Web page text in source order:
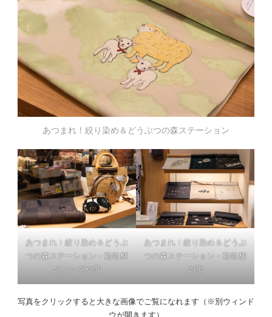
あつまれ！絞り染め＆どうぶつの森ステーション
あつまれ！絞り染め＆どうぶ
つの森ステーション – 動物柄
のバッグや帯
あつまれ！絞り染め＆どうぶ
つの森ステーション – 動物柄
の帯
写真をクリックすると大きな画像でご覧になれます（※別ウィンド
ウが開きます）